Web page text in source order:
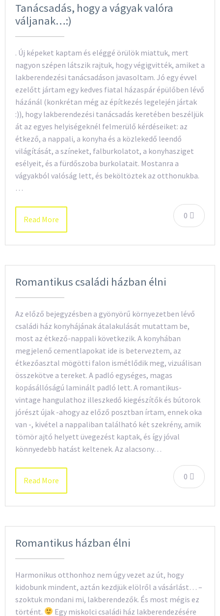
Tanácsadás, hogy a vágyak valóra
váljanak…:)
. Új képeket kaptam és eléggé örülök miattuk, mert
nagyon szépen látszik rajtuk, hogy végigvitték, amiket a
lakberendezési tanácsadáson javasoltam. Jó egy évvel
ezelőtt jártam egy kedves fiatal házaspár épülőben lévő
házánál (konkrétan még az építkezés legelején jártak
:)), hogy lakberendezési tanácsadás keretében beszéljük
át az egyes helyiségeknél felmerülő kérdéseiket: az
étkező, a nappali, a konyha és a közlekedő leendő
világítását, a színeket, falburkolatot, a konyhasziget
esélyeit, és a fürdőszoba burkolatait. Mostanra a
vágyakból valóság lett, és beköltöztek az otthonukba.
…
0
Read More
Romantikus családi házban élni
Az előző bejegyzésben a gyönyörű környezetben lévő
családi ház konyhájának átalakulását mutattam be,
most az étkező-nappali következik. A konyhában
megjelenő cementlapokat ide is beterveztem, az
étkezőasztal mögötti falon ismétlődik meg, vizuálisan
összekötve a tereket. A padló egységes, magas
kopásállóságú laminált padló lett. A romantikus-
vintage hangulathoz illeszkedő kiegészítők és bútorok
jórészt újak -ahogy az előző posztban írtam, ennek oka
van -, kivétel a nappaliban található két szekrény, amik
tömör ajtó helyett üvegezést kaptak, és így jóval
könnyedebb hatást keltenek. Az alacsony…
0
Read More
Romantikus házban élni
Harmonikus otthonhoz nem úgy vezet az út, hogy
kidobunk mindent, aztán kezdjük elölről a vásárlást… –
szoktuk mondani mi, lakberendezők. És most mégis ez
történt.
Egy miskolci családi ház lakberendezésére